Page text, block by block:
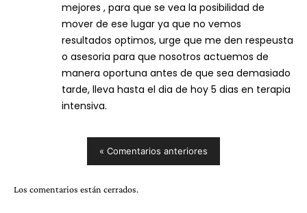
mejores , para que se vea la posibilidad de
mover de ese lugar ya que no vemos
resultados optimos, urge que me den respeusta
o asesoria para que nosotros actuemos de
manera oportuna antes de que sea demasiado
tarde, lleva hasta el dia de hoy 5 dias en terapia
intensiva.
« Comentarios anteriores
Los comentarios están cerrados.